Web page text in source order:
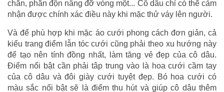
chắn, phần độn nâng đỡ vòng một... Cô dâu chỉ có thể cảm
nhận được chính xác điều này khi mặc thử váy lên người.
Và để phù hợp khi mặc áo cưới phong cách đơn giản, cả
kiểu trang điểm lẫn tóc cưới cũng phải theo xu hướng này
để tạo nên tính đồng nhất, làm tăng vẻ đẹp của cô dâu.
Điểm nổi bật cần phải tâp trung vào là hoa cưới cầm tay
của cô dâu và đôi giày cưới tuyệt đẹp. Bó hoa cưới có
màu sắc nổi bật sẽ là điểm thu hút và giúp cô dâu thêm